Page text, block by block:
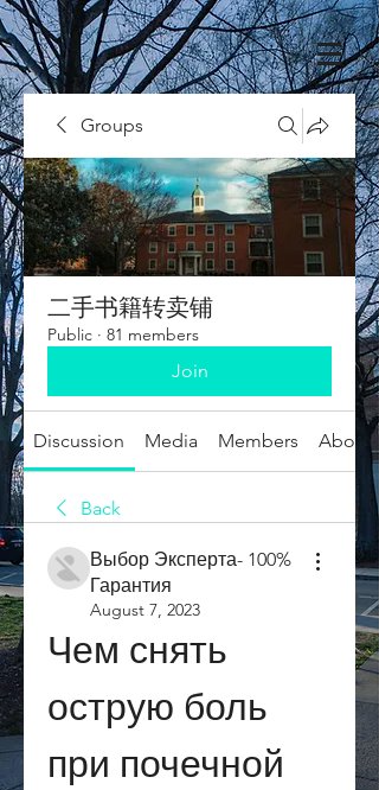
Groups
二手书籍转卖铺
Public · 81 members
Join
Discussion Media Members About
Back
Выбор Эксперта- 100%
Гарантия
August 7, 2023
Чем снять
острую боль
при почечной